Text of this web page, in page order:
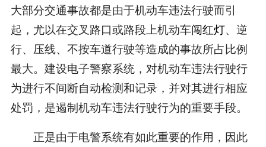
大部分交通事故都是由于机动车违法行驶而引
起，尤以在交叉路口或路段上机动车闯红灯、逆
行、压线、不按车道行驶等造成的事故所占比例
最大。建设电子警察系统，对机动车违法行驶行
为进行不间断自动检测和记录，并对其进行相应
处罚，是遏制机动车违法行驶行为的重要手段。
正是由于电警系统有如此重要的作用，因此